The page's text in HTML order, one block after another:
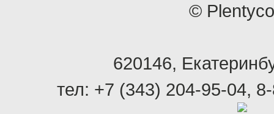
©
620146,
тел: +7 (343) 204-95-04,